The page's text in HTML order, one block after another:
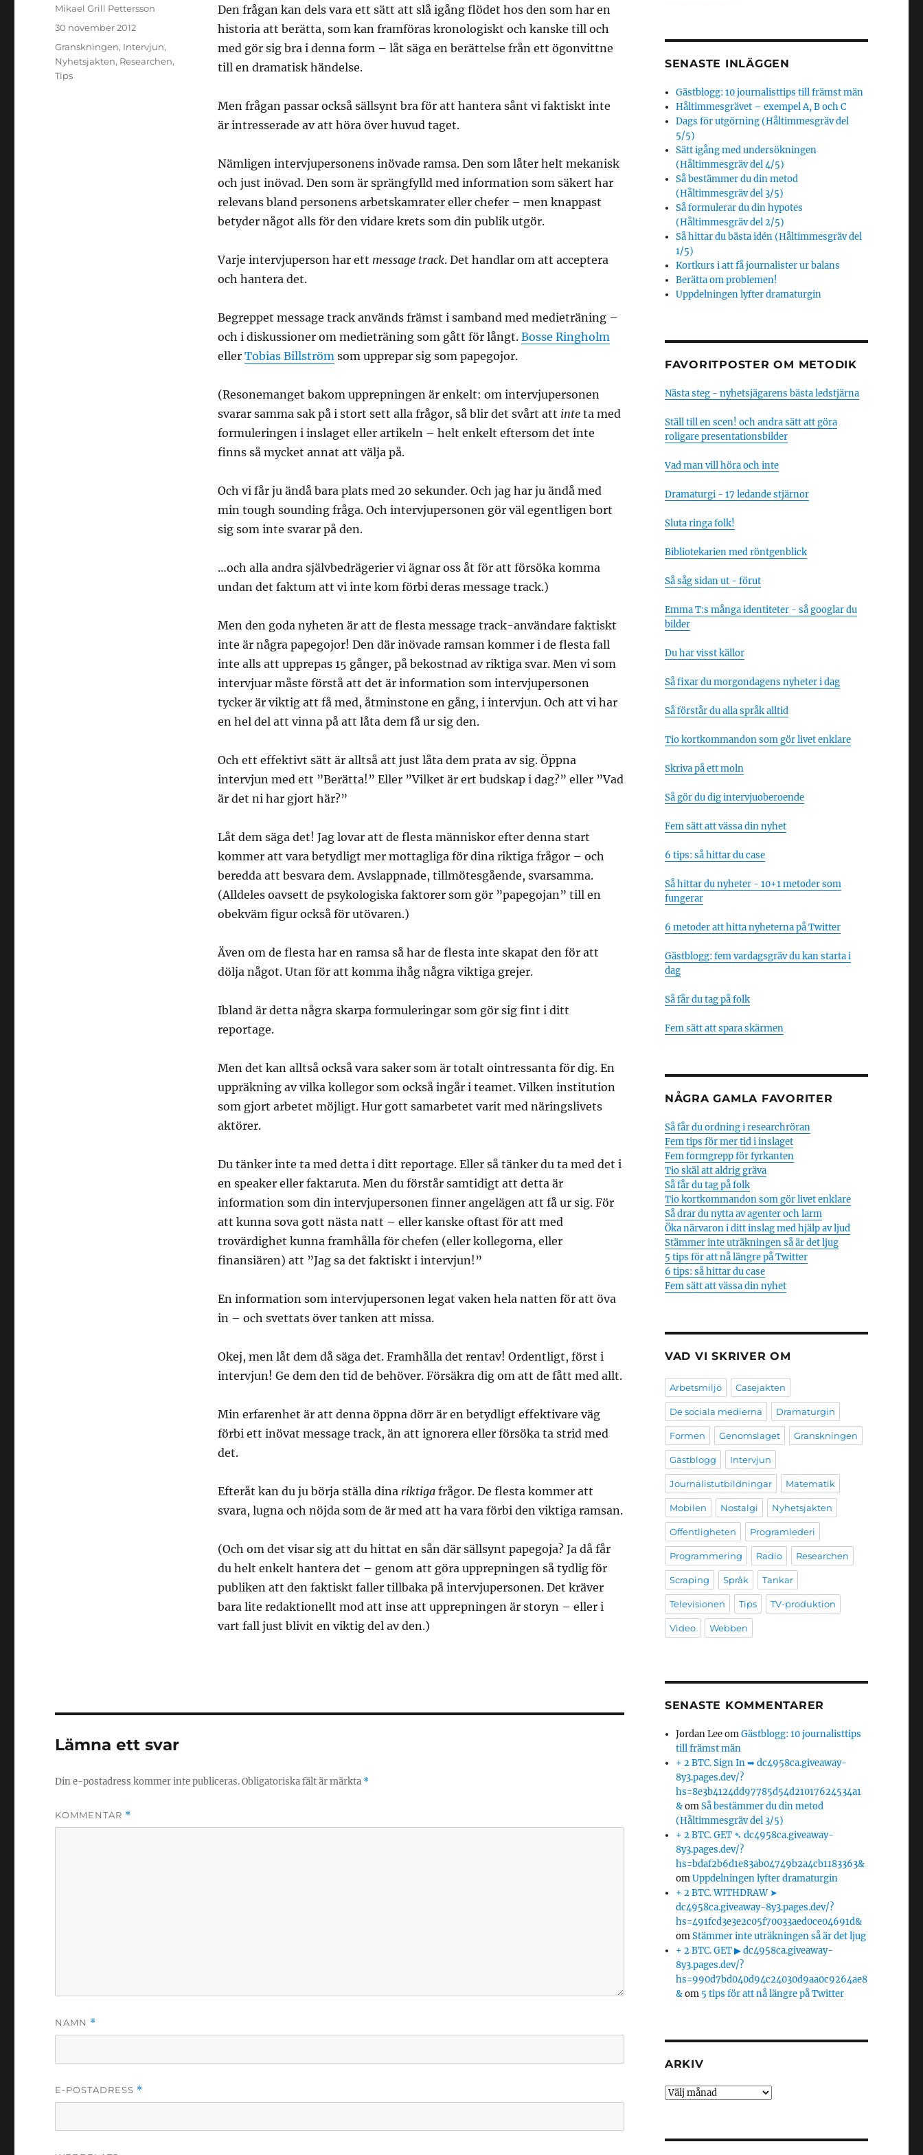
Den frågan kan dels vara ett sätt att slå igång flödet hos den som har en
historia att berätta, som kan framföras kronologiskt och kanske till och
med gör sig bra i denna form – låt säga en berättelse från ett ögonvittne
till en dramatisk händelse.
Men frågan passar också sällsynt bra för att hantera sånt vi faktiskt inte
är intresserade av att höra över huvud taget.
Nämligen intervjupersonens inövade ramsa. Den som låter helt mekanisk
och just inövad. Den som är sprängfylld med information som säkert har
relevans bland personens arbetskamrater eller chefer – men knappast
betyder något alls för den vidare krets som din publik utgör.
Varje intervjuperson har ett message track. Det handlar om att acceptera
och hantera det.
Begreppet message track används främst i samband med medieträning –
och i diskussioner om medieträning som gått för långt. Bosse Ringholm
eller Tobias Billströmsom upprepar sig som papegojor.
(Resonemanget bakom upprepningen är enkelt: om intervjupersonen
svarar samma sak på i stort sett alla frågor, så blir det svårt att inteta med
formuleringen i inslaget eller artikeln – helt enkelt eftersom det inte
finns så mycket annat att välja på.
Och vi får ju ändå bara plats med 20 sekunder. Och jag har ju ändå med
min tough sounding fråga. Och intervjupersonen gör väl egentligen bort
sig som inte svarar på den.
…och alla andra självbedrägerier vi ägnar oss åt för att försöka komma
undan det faktum att vi inte kom förbi deras message track.)
Men den goda nyheten är att de flesta message track-användare faktiskt
inte är några papegojor! Den där inövade ramsan kommer i de flesta fall
inte alls att upprepas 15 gånger, på bekostnad av riktiga svar. Men vi som
intervjuar måste förstå att det är information som intervjupersonen
tycker är viktig att få med, åtminstone en gång, i intervjun. Och att vi har
en hel del att vinna på att låta dem få ur sig den.
Och ett effektivt sätt är alltså att just låta dem prata av sig. Öppna
intervjun med ett ”Berätta!” Eller ”Vilket är ert budskap i dag?” eller ”Vad
är det ni har gjort här?”
Låt dem säga det! Jag lovar att de flesta människor efter denna start
kommer att vara betydligt mer mottagliga för dina riktiga frågor – och
beredda att besvara dem. Avslappnade, tillmötesgående, svarsamma.
(Alldeles oavsett de psykologiska faktorer som gör ”papegojan” till en
obekväm figur också för utövaren.)
Även om de flesta har en ramsa så har de flesta inte skapat den för att
dölja något. Utan för att komma ihåg några viktiga grejer.
Ibland är detta några skarpa formuleringar som gör sig fint i ditt
reportage.
Men det kan alltså också vara saker som är totalt ointressanta för dig. En
uppräkning av vilka kollegor som också ingår i teamet. Vilken institution
som gjort arbetet möjligt. Hur gott samarbetet varit med näringslivets
aktörer.
Du tänker inte ta med detta i ditt reportage. Eller så tänker du ta med det i
en speaker eller faktaruta. Men du förstår samtidigt att detta är
information som din intervjupersonen finner angelägen att få ur sig. För
att kunna sova gott nästa natt – eller kanske oftast för att med
trovärdighet kunna framhålla för chefen (eller kollegorna, eller
finansiären) att ”Jag sa det faktiskt i intervjun!”
En information som intervjupersonen legat vaken hela natten för att öva
in – och svettats över tanken att missa.
Okej, men låt dem då säga det. Framhålla det rentav! Ordentligt, först i
intervjun! Ge dem den tid de behöver. Försäkra dig om att de fått med allt.
Min erfarenhet är att denna öppna dörr är en betydligt effektivare väg
förbi ett inövat message track, än att ignorera eller försöka ta strid med
det.
Efteråt kan du ju börja ställa dina riktigafrågor. De flesta kommer att
svara, lugna och nöjda som de är med att ha vara förbi den viktiga ramsan.
(Och om det visar sig att du hittat en sån där sällsynt papegoja? Ja då får
du helt enkelt hantera det – genom att göra upprepningen så tydlig för
publiken att den faktiskt faller tillbaka på intervjupersonen. Det kräver
bara lite redaktionellt mod att inse att upprepningen är storyn – eller i
vart fall just blivit en viktig del av den.)
Författare
Mikael Grill Pettersson
Publicerat
30 november 2012
Kategorier
Granskningen, Intervjun,
Nyhetsjakten, Researchen,
Tips
Lämna ett svar
Din e-postadress kommer inte publiceras.Obligatoriska fält är märkta *
KOMMENTAR *
NAMN *
E-POSTADRESS *
SENASTE INLÄGGEN
Gästblogg: 10 journalisttips till främst män
Håltimmesgrävet – exempel A, B och C
Dags för utgörning (Håltimmesgräv del
5/5)
Sätt igång med undersökningen
(Håltimmesgräv del 4/5)
Så bestämmer du din metod
(Håltimmesgräv del 3/5)
Så formulerar du din hypotes
(Håltimmesgräv del 2/5)
Så hittar du bästa idén (Håltimmesgräv del
1/5)
Kortkurs i att få journalister ur balans
Berätta om problemen!
Uppdelningen lyfter dramaturgin
FAVORITPOSTER OM METODIK
Nästa steg - nyhetsjägarens bästa ledstjärna
Ställ till en scen! och andra sätt att göra
roligare presentationsbilder
Vad man vill höra och inte
Dramaturgi - 17 ledande stjärnor
Sluta ringa folk!
Bibliotekarien med röntgenblick
Så såg sidan ut - förut
Emma T:s många identiteter - så googlar du
bilder
Du har visst källor
Så fixar du morgondagens nyheter i dag
Så förstår du alla språk alltid
Tio kortkommandon som gör livet enklare
Skriva på ett moln
Så gör du dig intervjuoberoende
Fem sätt att vässa din nyhet
6 tips: så hittar du case
Så hittar du nyheter - 10+1 metoder som
fungerar
6 metoder att hitta nyheterna på Twitter
Gästblogg: fem vardagsgräv du kan starta i
dag
Så får du tag på folk
Fem sätt att spara skärmen
NÅGRA GAMLA FAVORITER
Så får du ordning i researchröran
Fem tips för mer tid i inslaget
Fem formgrepp för fyrkanten
Tio skäl att aldrig gräva
Så får du tag på folk
Tio kortkommandon som gör livet enklare
Så drar du nytta av agenter och larm
Öka närvaron i ditt inslag med hjälp av ljud
Stämmer inte uträkningen så är det ljug
5 tips för att nå längre på Twitter
6 tips: så hittar du case
Fem sätt att vässa din nyhet
VAD VI SKRIVER OM
Arbetsmiljö Casejakten
De sociala medierna Dramaturgin
Formen Genomslaget Granskningen
Gästblogg Intervjun
Journalistutbildningar Matematik
Mobilen Nostalgi Nyhetsjakten
Offentligheten Programlederi
Programmering Radio Researchen
Scraping Språk Tankar
Televisionen Tips TV-produktion
Video Webben
SENASTE KOMMENTARER
Jordan LeeomGästblogg: 10 journalisttips
till främst män
+ 2 BTC. Sign In ➥ dc4958ca.giveaway-
8y3.pages.dev/?
hs=8e3b4124dd97785d54d21017624534a1
&omSå bestämmer du din metod
(Håltimmesgräv del 3/5)
+ 2 BTC. GET ➴ dc4958ca.giveaway-
8y3.pages.dev/?
hs=bdaf2b6d1e83ab04749b2a4cb1183363&
omUppdelningen lyfter dramaturgin
+ 2 BTC. WITHDRAW ➤
dc4958ca.giveaway-8y3.pages.dev/?
hs=491fcd3e3e2c05f70033aed0ce04691d&
omStämmer inte uträkningen så är det ljug
+ 2 BTC. GET ▶ dc4958ca.giveaway-
8y3.pages.dev/?
hs=990d7bd040d94c24030d9aa0c9264ae8
&om 5 tips för att nå längre på Twitter
ARKIV
Arkiv